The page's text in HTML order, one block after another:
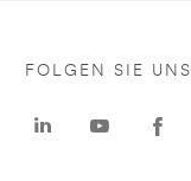
FOLGEN SIE UNS